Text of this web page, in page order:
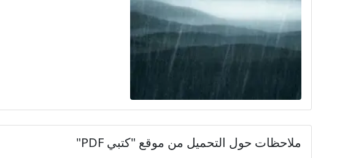
ملاحظات حول التحميل من موقع "كتبي PDF"